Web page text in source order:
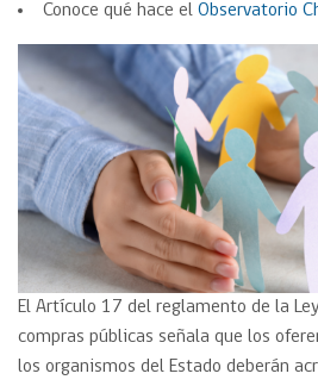
Conoce qué hace el Observatorio
El Artículo 17 del reglamento de la
compras públicas señala que los
los organismos del Estado deberán